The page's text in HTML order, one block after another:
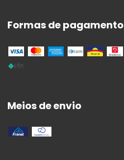
Formas de pagamento
Meios de envio